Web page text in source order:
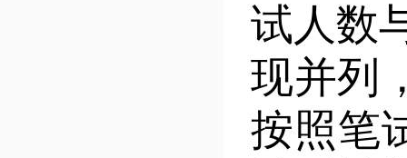
试人数
现并列
按照笔